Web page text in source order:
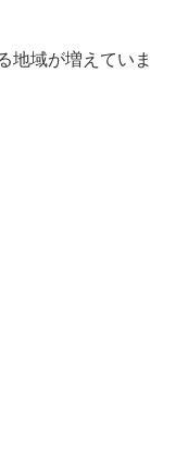
地域が増えていま